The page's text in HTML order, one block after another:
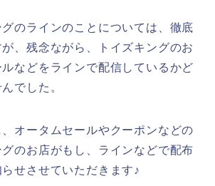
のラインのことについては、徹底
、残念ながら、トイズキングのお
などをラインで配信しているかど
でした。
オータムセールやクーポンなどの
のお店がもし、ラインなどで配布
せさせていただきます♪